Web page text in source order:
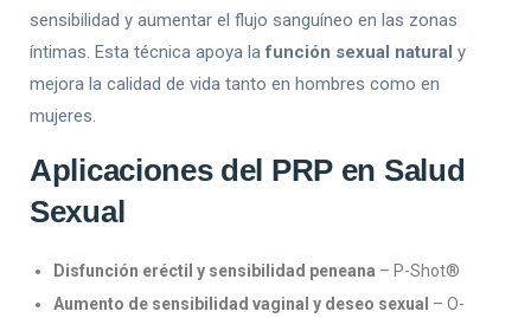
sensibilidad y aumentar el flujo sanguíneo en las zonas
íntimas. Esta técnica apoya lafunción sexual natural y
mejora la calidad de vida tanto en hombres como en
mujeres.
Aplicaciones del PRP en Salud
Sexual
Disfunción eréctil y sensibilidad peneana – P-Shot®
Aumento de sensibilidad vaginal y deseo sexual – O-